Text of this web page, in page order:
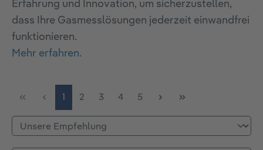
Erfahrung und Innovation, um sicherzustellen,
dass Ihre Gasmesslösungen jederzeit einwandfrei
funktionieren.
Mehr erfahren.
SeiteSeite
2 Seite
3 Seite
4 Seite
5